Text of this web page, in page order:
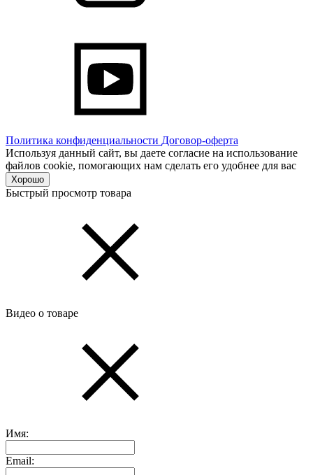
Политика конфиденциальности Договор-оферта
Используя данный сайт, вы даете согласие на использование
файлов cookie, помогающих нам сделать его удобнее для вас
Хорошо
Быстрый просмотр товара
Видео о товаре
Имя:
Email: